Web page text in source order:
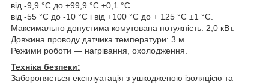
від -9,9 °C до +99,9 °C ±0,1 °C.
від -55 °C до -10 °C і від +100 °C до + 125 °C ±1 °C.
Максимально допустима комутована потужність: 2,0 кВт.
Довжина проводу датчика температури: 3 м.
Режими роботи — нагрівання, охолодження.
Техніка безпеки:
Забороняється експлуатація з ушкодженою ізоляцією та